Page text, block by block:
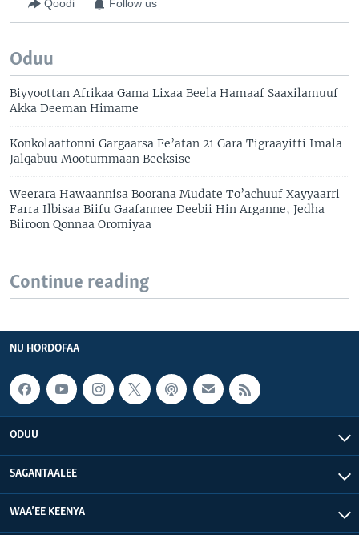
Qoodi Follow us
Oduu
Biyyoottan Afrikaa Gama Lixaa Beela Hamaaf Saaxilamuuf
Akka Deeman Himame
Konkolaattonni Gargaarsa Fe’atan 21 Gara Tigraayitti Imala
Jalqabuu Mootummaan Beeksise
Weerara Hawaannisa Boorana Mudate To’achuuf Xayyaarri
Farra Ilbisaa Biifu Gaafannee Deebii Hin Arganne, Jedha
Biiroon Qonnaa Oromiyaa
Continue reading
NU HORDOFAA
ODUU
SAGANTAALEE
WAA’EE KEENYA